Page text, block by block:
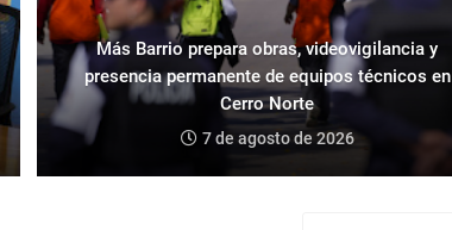
Más Barrio prepara obras, videovigilancia y
presencia permanente de equipos técnicos en
Cerro Norte
7 de agosto de 2026